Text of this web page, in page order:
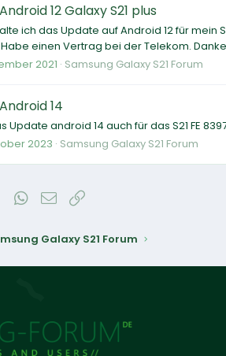
12 Galaxy S21 plus
ich das Update auf Android 12 für mein
einen Vertrag bei der Telekom.
2021 Samsung Galaxy S21 Forum
14
Update android 14 auch für das S21 FE
2023 Samsung Galaxy S21 Forum
TumblrWhatsApp
E-Mail
Galaxy S21 Forum